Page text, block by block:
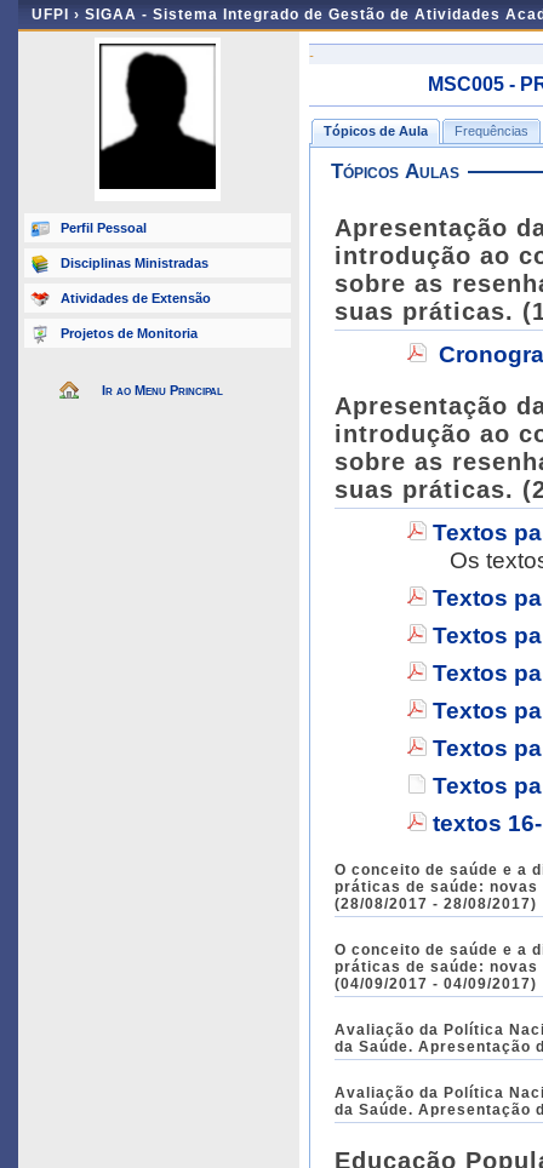
UFPI › SIGAA - Sistema Integrado de Gestão de Atividades
Perfil Pessoal
Disciplinas Ministradas
Atividades de Extensão
Projetos de Monitoria
Ir ao Menu Principal
-
MSC005 -
Tópicos de Aula Frequências
Tópicos Aulas
Apresentação
introdução ao
sobre as
suas práticas.
Apresentação
introdução ao
sobre as
suas práticas.
Textos
Os
Textos
Textos
Textos
Textos
Textos
Textos
textos
O conceito de saúde e a
práticas de saúde:
(28/08/2017 - 28/08/2017)
O conceito de saúde e a
práticas de saúde:
(04/09/2017 - 04/09/2017)
Avaliação da Política Nacional
da Saúde. Apresentação
Avaliação da Política Nacional
da Saúde. Apresentação
Educação